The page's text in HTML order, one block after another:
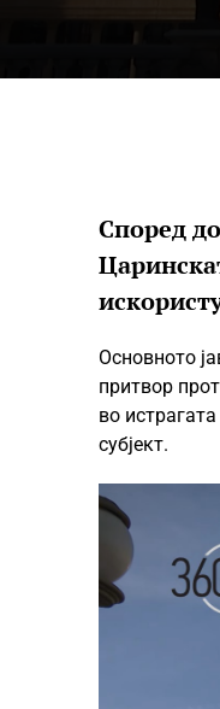
Според
Основното
притвор
во
субјект.